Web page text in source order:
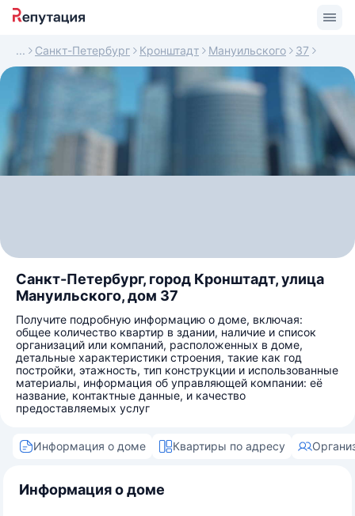
Санкт-Петербург Кронштадт Мануильского 37
Санкт-Петербург, город Кронштадт, улица
Мануильского, дом 37
Получите подробную информацию о доме, включая:
общее количество квартир в здании, наличие и список
организаций или компаний, расположенных в доме,
детальные характеристики строения, такие как год
постройки, этажность, тип конструкции и использованные
материалы, информация об управляющей компании: её
название, контактные данные, и качество
предоставляемых услуг
Информация о доме Квартиры по адресу
Информация о доме